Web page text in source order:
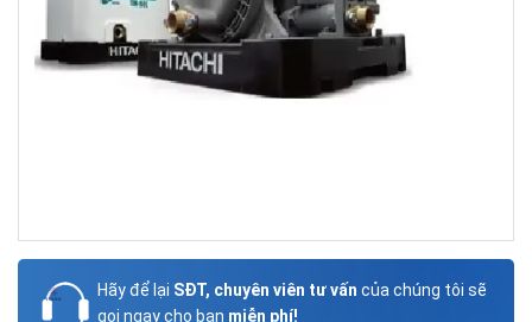
Hãy để lại SĐT, chuyên viên tư vấn của chúng tôi sẽ
gọi ngay cho bạn miễn phí!